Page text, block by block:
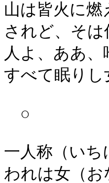
山は皆火に
されど、そ
人よ、ああ
すべて眠りし
○
一人称（い
われは女（お